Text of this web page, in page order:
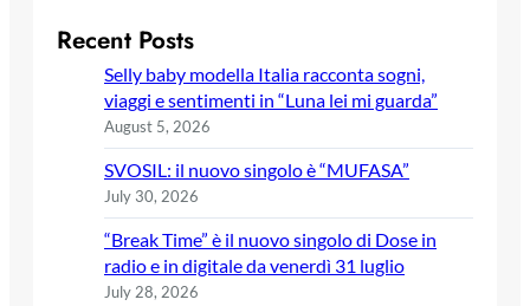
Recent Posts
Selly baby modella Italia racconta sogni,
viaggi e sentimenti in “Luna lei mi guarda”
August 5, 2026
SVOSIL: il nuovo singolo è “MUFASA”
July 30, 2026
“Break Time” è il nuovo singolo di Dose in
radio e in digitale da venerdì 31 luglio
July 28, 2026